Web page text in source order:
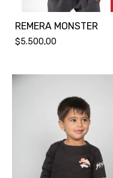
REMERA MONSTER
$5.500,00